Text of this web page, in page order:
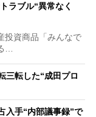
ラブル“異常なく
投資商品「みんなで
…
三転した“成田プロ
入手“内部議事録”で